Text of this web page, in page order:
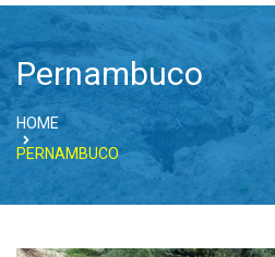
Pernambuco
HOME
PERNAMBUCO